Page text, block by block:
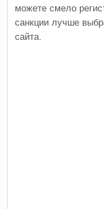
можете смело
санкции лучше
сайта.